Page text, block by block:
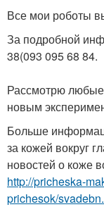
Все мои роботы
За подробной
38(093 095 68 84.
Рассмотрю любые
новым
Больше
за кожей вокруг
новостей о коже
http://pricheska-
prichesok/